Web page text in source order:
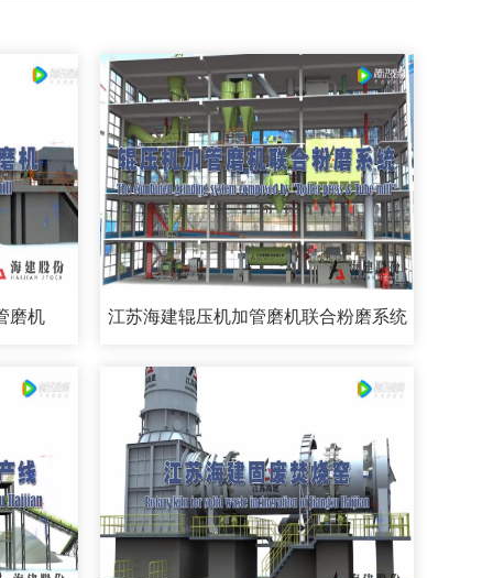
磨机 江苏海建辊压机加管磨机联合粉磨系统